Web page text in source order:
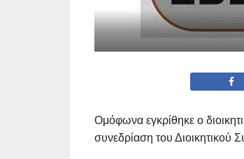
Ομόφωνα εγκρίθηκε ο
συνεδρίαση του Διοικητικού